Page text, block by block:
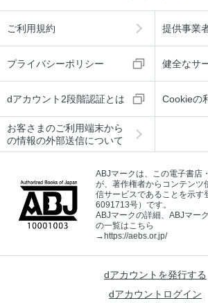
ご利用規約 提供事業
プライバシーポリシー 健全なサ
dアカウント2段階認証とは Cookieの
お客さまのご利用端末から
の情報の外部送信について
ABJマークは、この電子書店
が、著作権者からコンテンツ
信サービスであることを示す
6091713号）です。
ABJマークの詳細、ABJマー
の一覧はこちら
→https://aebs.or.jp/
dアカウントを発行する
dアカウントログイン